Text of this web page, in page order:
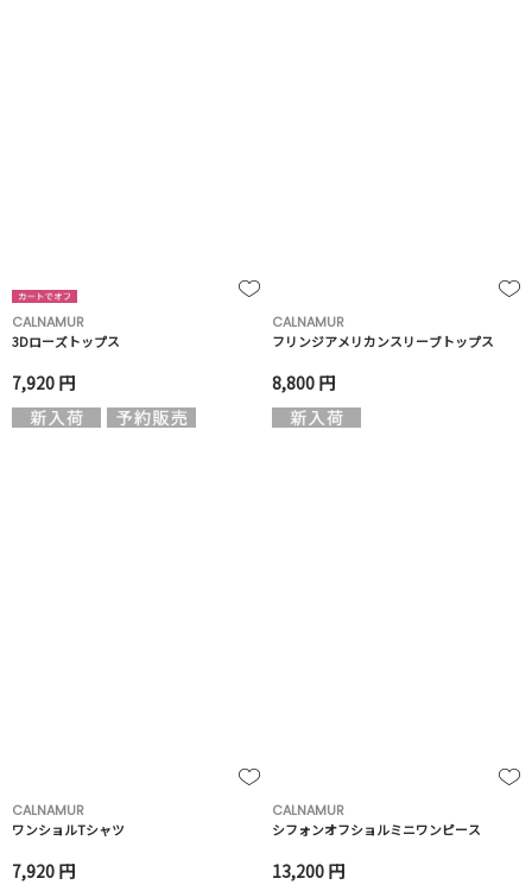
CALNAMUR
3Dローズトップス
7,920 円
CALNAMUR
フリンジアメリカンスリーブトップス
8,800 円
CALNAMUR
ワンショルTシャツ
7,920 円
CALNAMUR
シフォンオフショルミニワンピース
13,200 円